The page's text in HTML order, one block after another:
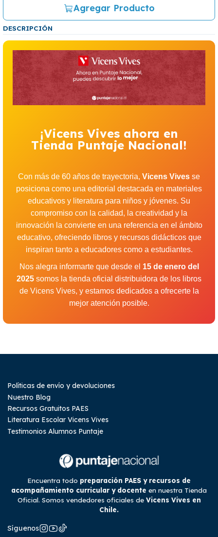
Agregar Producto
DESCRIPCIÓN
¡Vicens Vives ahora en
Tienda Puntaje Nacional!
Con más de 60 años de trayectoria, Vicens Vives se
posiciona como una editorial destacada en materiales
educativos y literatura para niños y jóvenes. Su
compromiso con la calidad, la creatividad y la
innovación la convierte en una referencia en el ámbito
educativo, ofreciendo libros y recursos didácticos que
inspiran tanto a educadores como a estudiantes.
Nos alegra informarte que desde el 15 de enero del
2025 somos la tienda oficial distribuidora de los libros
de Vicens Vives, y estamos dedicados a ofrecerte la
mejor atención posible.
Políticas de envío y devoluciones
Nuestro Blog
Recursos Gratuitos PAES
Literatura Escolar Vicens Vives
Testimonios Alumnos Puntaje
Encuentra todo preparación PAES y recursos de
acompañamiento curricular y docente en nuestra Tienda
Oficial. Somos vendedores oficiales de Vicens Vives en
Chile.
Síguenos